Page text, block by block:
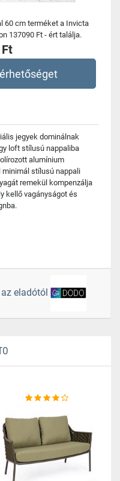
60 cm terméket a Invicta
137090 Ft - ért találja.
jegyek dominálnak
loft stílusú nappaliba
alumínium
stílusú nappali
remekül kompenzálja
kellő vagányságot és
eladótól